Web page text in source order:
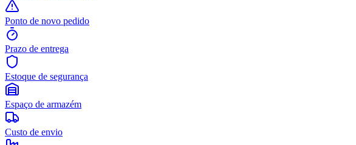
Ponto de novo pedido
Prazo de entrega
Estoque de segurança
Espaço de armazém
Custo de envio